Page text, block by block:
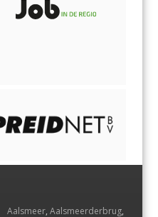
Aalsmeer, Aalsmeerderbrug,